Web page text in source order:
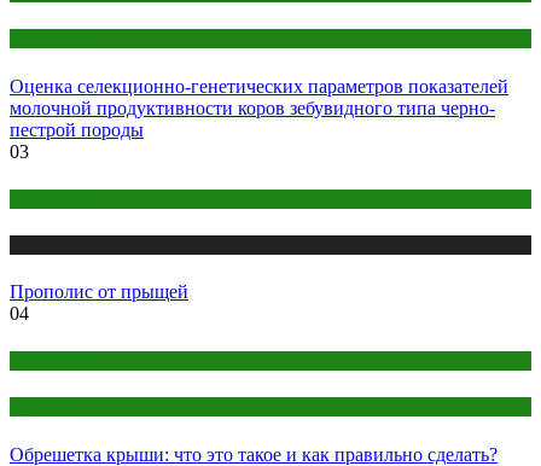
Оценка селекционно-генетических параметров показателей
молочной продуктивности коров зебувидного типа черно-
пестрой породы
03
Прополис от прыщей
04
Обрешетка крыши: что это такое и как правильно сделать?